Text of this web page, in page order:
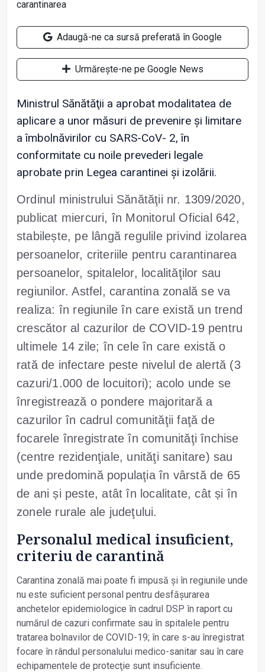
Adaugă-ne ca sursă preferată în Google
Urmărește-ne pe Google News
Ministrul Sănătăţii a aprobat modalitatea de
aplicare a unor măsuri de prevenire și limitare
a îmbolnăvirilor cu SARS-CoV- 2, în
conformitate cu noile prevederi legale
aprobate prin Legea carantinei și izolării.
Ordinul ministrului Sănătăţii nr. 1309/2020,
publicat miercuri, în Monitorul Oficial 642,
stabilește, pe lângă regulile privind izolarea
persoanelor, criteriile pentru carantinarea
persoanelor, spitalelor, localităţilor sau
regiunilor. Astfel, carantina zonală se va
realiza: în regiunile în care există un trend
crescător al cazurilor de COVID-19 pentru
ultimele 14 zile; în cele în care există o
rată de infectare peste nivelul de alertă (3
cazuri/1.000 de locuitori); acolo unde se
înregistrează o pondere majoritară a
cazurilor în cadrul comunităţii faţă de
focarele înregistrate în comunităţi închise
(centre rezidenţiale, unităţi sanitare) sau
unde predomină populaţia în vârstă de 65
de ani și peste, atât în localitate, cât și în
zonele rurale ale judeţului.
Personalul medical insuficient,
criteriu de carantină
Carantina zonală mai poate fi impusă și în regiunile unde
nu este suficient personal pentru desfășurarea
anchetelor epidemiologice în cadrul DSP în raport cu
numărul de cazuri confirmate sau în spitalele pentru
tratarea bolnavilor de COVID-19; în care s-au înregistrat
focare în rândul personalului medico-sanitar sau în care
echipamentele de protecţie sunt insuficiente.